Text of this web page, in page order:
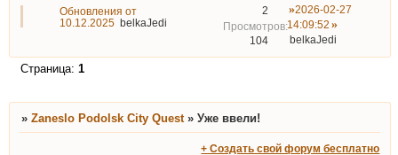
Обновления от
10.12.2025 belkaJedi
2
104
2026-02-27
14:09:52
belkaJedi
Страница: 1
» Zaneslo Podolsk City Quest » Уже ввели!
+ Создать свой форум бесплатно